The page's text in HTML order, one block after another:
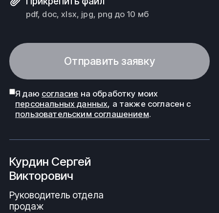
pdf, doc, xlsx, jpg, png до 10 мб
Отправить заявку
Я даю согласие на обработку моих
персональных данных, а также согласен с
пользовательским соглашением.
Курдин Сергей
Викторович
Руководитель отдела
продаж